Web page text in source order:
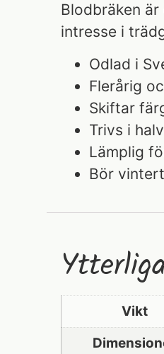
Blodbräken
intresse i
Odlad i
Flerårig
Skiftar
Trivs i
Lämplig
Bör
Vikt